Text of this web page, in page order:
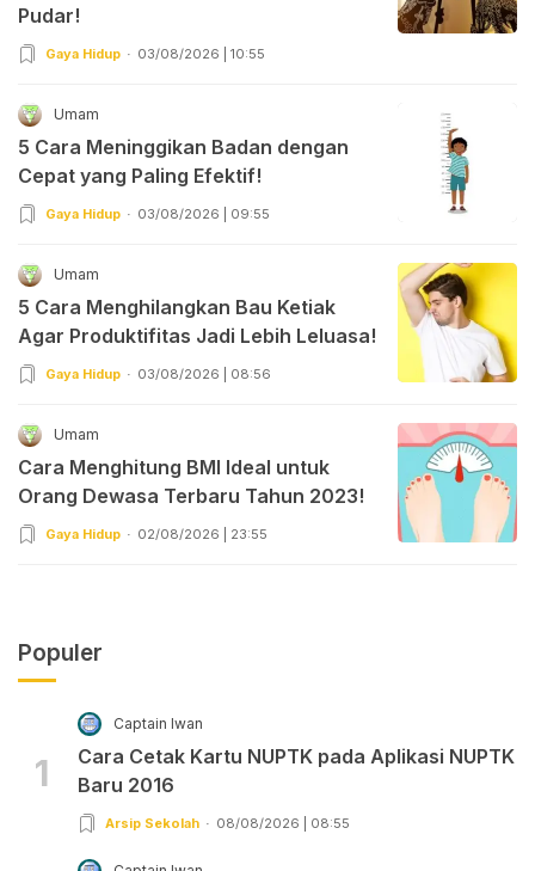
Pudar!
Gaya Hidup 03/08/2026 | 10:55
Umam
5 Cara Meninggikan Badan dengan
Cepat yang Paling Efektif!
Gaya Hidup 03/08/2026 | 09:55
Umam
5 Cara Menghilangkan Bau Ketiak
Agar Produktifitas Jadi Lebih Leluasa!
Gaya Hidup 03/08/2026 | 08:56
Umam
Cara Menghitung BMI Ideal untuk
Orang Dewasa Terbaru Tahun 2023!
Gaya Hidup 02/08/2026 | 23:55
Populer
1
Captain Iwan
Cara Cetak Kartu NUPTK pada Aplikasi NUPTK
Baru 2016
Arsip Sekolah 08/08/2026 | 08:55